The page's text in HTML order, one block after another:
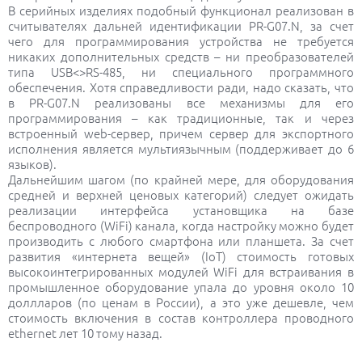
В серийных изделиях подобный функционал реализован в
считывателях дальней идентификации PR-G07.N, за счет
чего для программирования устройства не требуется
никаких дополнительных средств – ни преобразователей
типа USB<>RS-485, ни специального программного
обеспечения. Хотя справедливости ради, надо сказать, что
в PR-G07.N реализованы все механизмы для его
программирования – как традиционные, так и через
встроенный web-сервер, причем сервер для экспортного
исполнения является мультиязычным (поддерживает до 6
языков).
Дальнейшим шагом (по крайней мере, для оборудования
средней и верхней ценовых категорий) следует ожидать
реализации интерфейса установщика на базе
беспроводного (WiFi) канала, когда настройку можно будет
производить с любого смартфона или планшета. За счет
развития «интернета вещей» (IoT) стоимость готовых
высокоинтегрированных модулей WiFi для встраивания в
промышленное оборудование упала до уровня около 10
доллларов (по ценам в России), а это уже дешевле, чем
стоимость включения в состав контроллера проводного
ethernet лет 10 тому назад.